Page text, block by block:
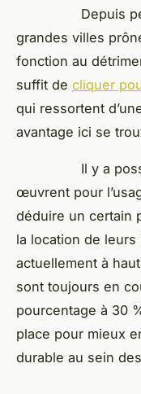
Depuis peu,
grandes villes
fonction au
suffit de cliquer
qui ressortent
avantage ici se
Il y a
œuvrent pour
déduire un certain
la location de
actuellement à
sont toujours en
pourcentage à 30
place pour mieux
durable au sein